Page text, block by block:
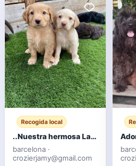
Recogida local
..Nuestra hermosa Labradora chocolate ha dado a luz a 10 cachorros robustos.
barcelona ·
crozierjamy@gmail.com